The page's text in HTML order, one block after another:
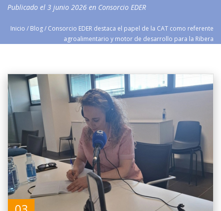
Publicado el 3 junio 2026 en Consorcio EDER
Inicio / Blog/ Consorcio EDER destaca el papel de la CAT como referente
agroalimentario y motor de desarrollo para la Ribera